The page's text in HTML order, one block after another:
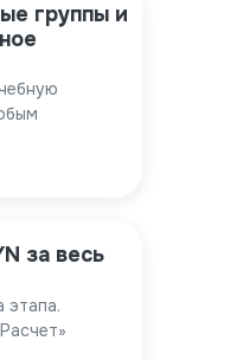
за весь
этапа.
группы и